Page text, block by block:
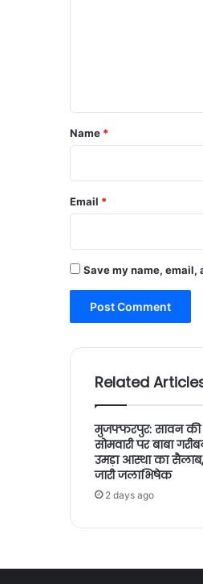
*
Name *
Email *
Save my name, email,
Related
मुजफ्फरपुर: सावन की
सोमवारी पर बाबा
उमड़ा आस्था का
जारी जलाभिषेक
2 days ago